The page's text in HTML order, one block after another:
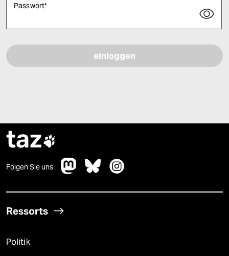
Passwort*
taz
Folgen Sie uns
Ressorts
Politik